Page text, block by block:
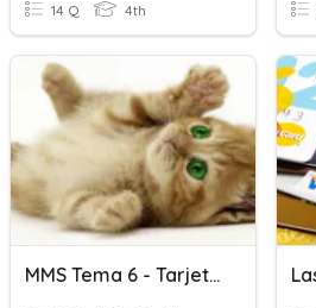
14 Q 4th
MMS Tema 6 - Tarjetas De Expansión